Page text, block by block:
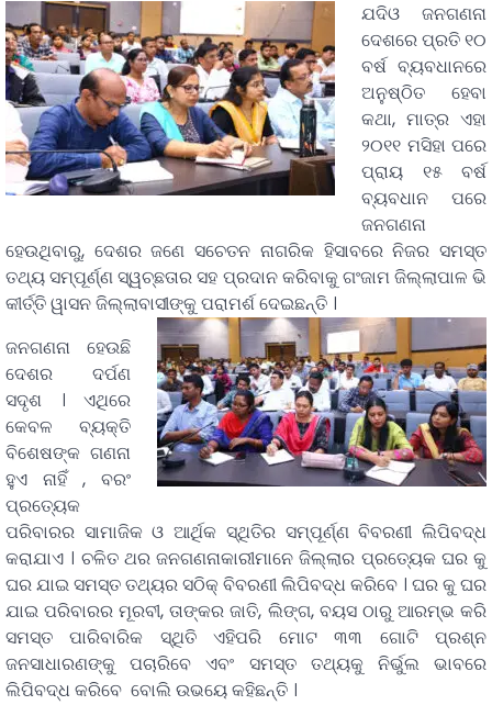
ଯଦିଓ ଜନଗଣନା
ଦେଶରେ ପ୍ରତି ୧୦
ବର୍ଷ ବ୍ୟବଧାନରେ
ଅନୁଷ୍ଠିତ ହେବା
କଥା, ମାତ୍ର ଏହା
୨୦୧୧ ମସିହା ପରେ
ପ୍ରାୟ ୧୫ ବର୍ଷ
ବ୍ୟବଧାନ ପରେ
ଜନଗଣନା
ହେଉଥିବାରୁ, ଦେଶର ଜଣେ ସଚେତନ ନାଗରିକ ହିସାବରେ ନିଜର ସମସ୍ତ
ତଥ୍ୟ ସମ୍ପୂର୍ଣ୍ଣ ସ୍ୱଚ୍ଛତାର ସହ ପ୍ରଦାନ କରିବାକୁ ଗଂଜାମ ଜିଲ୍ଲାପାଳ ଭି
କୀର୍ତ୍ତି ୱାସନ ଜିଲ୍ଲାବାସୀଙ୍କୁ ପରାମର୍ଶ ଦେଇଛନ୍ତି ।
ଜନଗଣନା ହେଉଛି
ଦେଶର ଦର୍ପଣ
ସଦୃଶ । ଏଥିରେ
କେବଳ ବ୍ୟକ୍ତି
ବିଶେଷଙ୍କ ଗଣନା
ହୁଏ ନାହିଁ , ବରଂ
ପ୍ରତ୍ୟେକ
ପରିବାରର ସାମାଜିକ ଓ ଆର୍ଥିକ ସ୍ଥିତିର ସମ୍ପୂର୍ଣ୍ଣ ବିବରଣୀ ଲିପିବଦ୍ଧ
କରାଯାଏ । ଚଳିତ ଥର ଜନଗଣନାକାରୀମାନେ ଜିଲ୍ଲାର ପ୍ରତ୍ୟେକ ଘର କୁ
ଘର ଯାଇ ସମସ୍ତ ତଥ୍ୟର ସଠିକ୍ ବିବରଣୀ ଲିପିବଦ୍ଧ କରିବେ । ଘର କୁ ଘର
ଯାଇ ପରିବାରର ମୂରବୀ, ତାଙ୍କର ଜାତି, ଲିଙ୍ଗ, ବୟସ ଠାରୁ ଆରମ୍ଭ କରି
ସମସ୍ତ ପାରିବାରିକ ସ୍ଥିତି ଏହିପରି ମୋଟ ୩୩ ଗୋଟି ପ୍ରଶ୍ନ
ଜନସାଧାରଣଙ୍କୁ ପଚାରିବେ ଏବଂ ସମସ୍ତ ତଥ୍ୟକୁ ନିର୍ଭୁଲ ଭାବରେ
ଲିପିବଦ୍ଧ କରିବେ ବୋଲି ଉଭୟେ କହିଛନ୍ତି ।